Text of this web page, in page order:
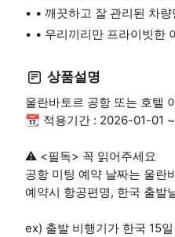
• 깨끗하고 잘 관리된 차
• 우리끼리만 프라이빗한
상품설명
울란바토르 공항 또는 호텔
📆 적용기간 : 2026-01-01
⚠️ <필독> 꼭 읽어주세요
공항 미팅 예약 날짜는 울란
예약시 항공편명, 한국 출발
ex) 출발 비행기가 한국 15